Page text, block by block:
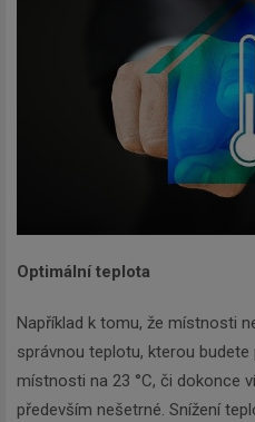
Optimální teplota
Například k tomu, že místnosti
správnou teplotu, kterou
místnosti na 23 °C, či dokonce
především nešetrné. Snížení